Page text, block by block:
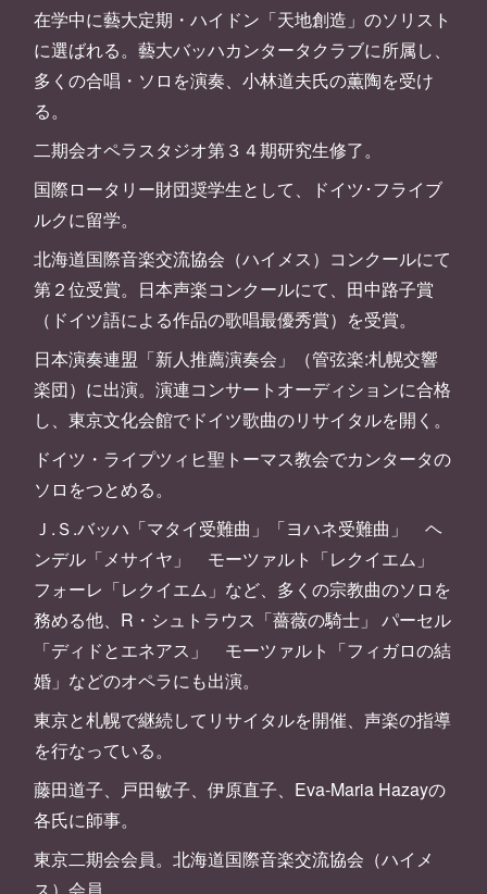
在学中に藝大定期・ハイドン「天地創造」のソリスト
に選ばれる。藝大バッハカンタータクラブに所属し、
多くの合唱・ソロを演奏、小林道夫氏の薫陶を受け
る。
二期会オペラスタジオ第３４期研究生修了。
国際ロータリー財団奨学生として、ドイツ･フライブ
ルクに留学。
北海道国際音楽交流協会（ハイメス）コンクールにて
第２位受賞。日本声楽コンクールにて、田中路子賞
（ドイツ語による作品の歌唱最優秀賞）を受賞。
日本演奏連盟「新人推薦演奏会」（管弦楽:札幌交響
楽団）に出演。演連コンサートオーディションに合格
し、東京文化会館でドイツ歌曲のリサイタルを開く。
ドイツ・ライプツィヒ聖トーマス教会でカンタータの
ソロをつとめる。
Ｊ.Ｓ.バッハ「マタイ受難曲」「ヨハネ受難曲」 ヘ
ンデル「メサイヤ」 モーツァルト「レクイエム」
フォーレ「レクイエム」など、多くの宗教曲のソロを
務める他、R・シュトラウス「薔薇の騎士」 パーセル
「ディドとエネアス」 モーツァルト「フィガロの結
婚」などのオペラにも出演。
東京と札幌で継続してリサイタルを開催、声楽の指導
を行なっている。
藤田道子、戸田敏子、伊原直子、Eva-Maria Hazayの
各氏に師事。
東京二期会会員。北海道国際音楽交流協会（ハイメ
ス）会員。